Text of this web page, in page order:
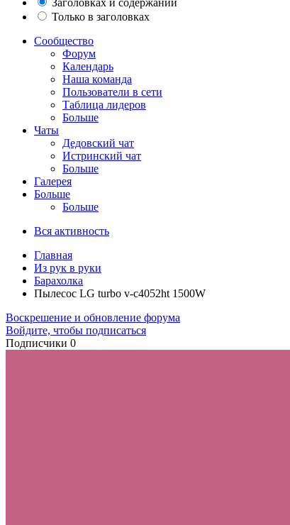
Только в заголовках
Сообщество
Форум
Календарь
Наша команда
Пользователи в сети
Таблица лидеров
Больше
Чаты
Дедовский чат
Истринский чат
Больше
Галерея
Больше
Больше
Вся активность
Главная
Из рук в руки
Барахолка
Пылесос LG turbo v-c4052ht 1500W
Воскрешение и обновление форума
Войдите, чтобы подписаться
Подписчики 0